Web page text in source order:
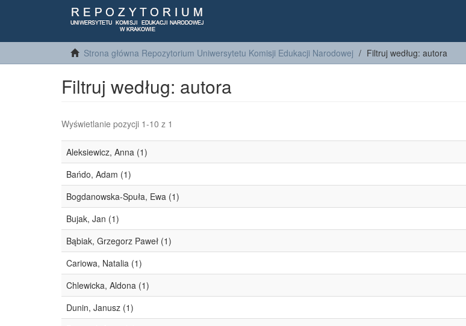
Strona główna Repozytorium Uniwersytetu Komisji Edukacji Narodowej Filtruj według: autora
Filtruj według: autora
Wyświetlanie pozycji 1-10 z 1
Aleksiewicz, Anna (1)
Bańdo, Adam (1)
Bogdanowska-Spuła, Ewa (1)
Bujak, Jan (1)
Bąbiak, Grzegorz Paweł (1)
Cariowa, Natalia (1)
Chlewicka, Aldona (1)
Dunin, Janusz (1)